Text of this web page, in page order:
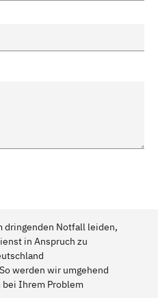
dringenden Notfall leiden,
in Anspruch zu
werden wir umgehend
Ihrem Problem